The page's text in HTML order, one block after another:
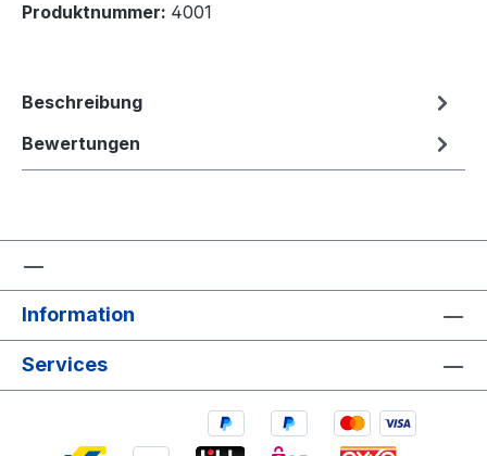
Produktnummer: 4001
Beschreibung
Bewertungen
Information
Services